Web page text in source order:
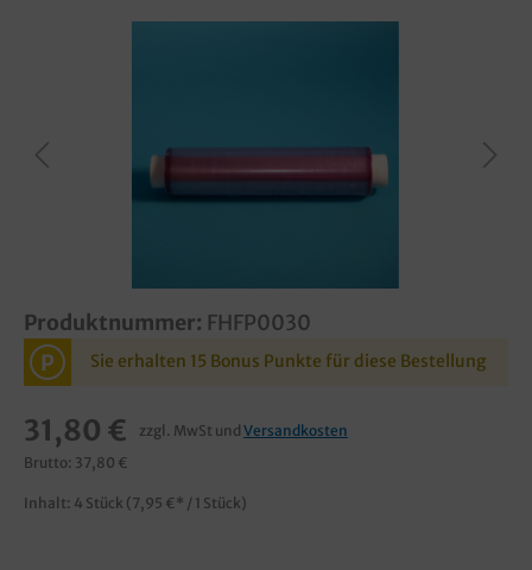
Produktnummer: FHFP0030
P Sie erhalten 15 Bonus Punkte für diese Bestellung
31,80 € zzgl. MwSt und Versandkosten
Brutto: 37,80 €
Inhalt: 4 Stück (7,95 €* / 1 Stück)